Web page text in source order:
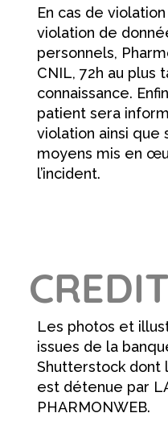
En cas de
violation de
personnels,
CNIL, 72h au plus
connaissance.
patient sera
violation ainsi que
moyens mis en
l’incident.
Les photos et
issues de la
Shutterstock dont
est détenue par
PHARMONWEB.